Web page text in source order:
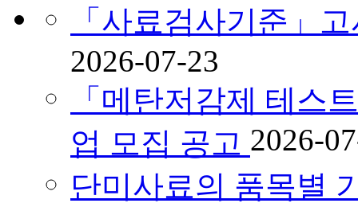
「사료검사기준」
2026-07-23
「메탄저감제 테스
업 모집 공고 2026-
단미사료의 품목별